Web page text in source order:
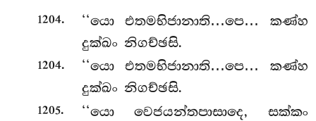
1204.
‘‘යො එතමභිජානාති…පෙ… කණ්හ
දුක්ඛං නිගච්ඡසි.
1204.
‘‘යො එතමභිජානාති…පෙ… කණ්හ
දුක්ඛං නිගච්ඡසි.
1205.
‘‘යො වෙජයන්තපාසාදෙ, සක්කං